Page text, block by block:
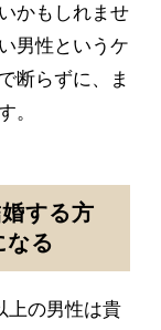
かもしれませ
男性というケ
断らずに、ま
。
する方
なる
上の男性は貴